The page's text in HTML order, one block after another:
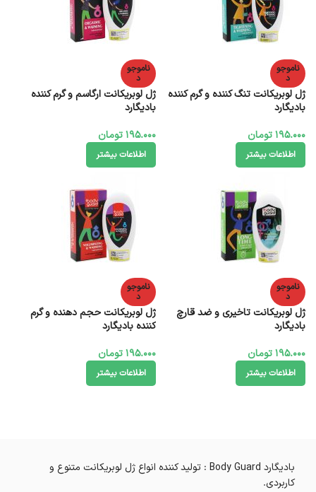
ناموجو
د
ژل لوبریکانت تنگ کننده و گرم کننده
بادیگارد
195.000تومان
اطلاعات بیشتر
ناموجو
د
ژل لوبریکانت ارگاسم و گرم کننده
بادیگارد
195.000تومان
اطلاعات بیشتر
ناموجو
د
ژل لوبریکانت تاخیری و ضد قارچ
بادیگارد
195.000تومان
اطلاعات بیشتر
ناموجو
د
ژل لوبریکانت حجم دهنده و گرم
کننده بادیگارد
195.000تومان
اطلاعات بیشتر
بادیگارد Body Guard : تولید کننده انواع ژل لوبریکانت متنوع و
کاربردی.